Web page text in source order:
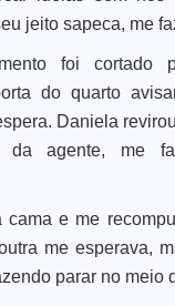
jeito sapeca, me
foi cortado
do quarto
Daniela
agente, me
cama e me
me esperava,
parar no meio